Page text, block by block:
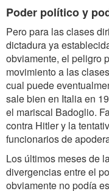
Poder político y
Pero para las clases
dictadura ya
obviamente, el peligro
movimiento a las
cual puede
sale bien en Italia en
el mariscal Badoglio.
contra Hitler y la
funcionarios de
Los últimos meses de
divergencias entre el
obviamente no podía